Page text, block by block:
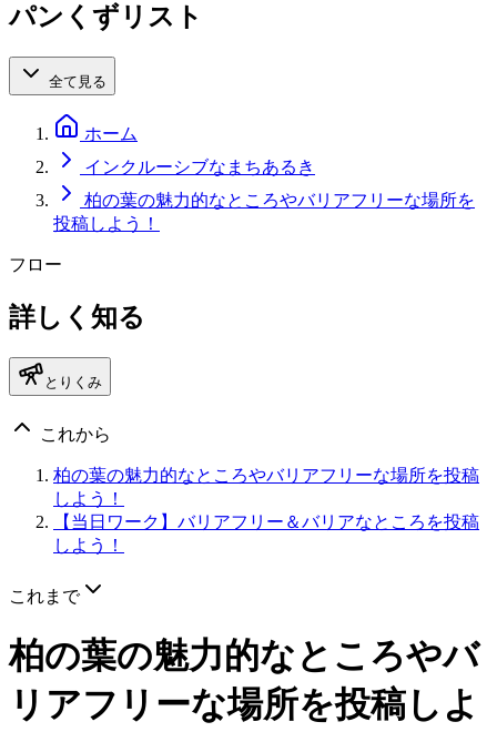
パンくずリスト
全て見る
ホーム
インクルーシブなまちあるき
柏の葉の魅力的なところやバリアフリーな場所を
投稿しよう！
フロー
詳しく知る
とりくみ
これから
柏の葉の魅力的なところやバリアフリーな場所を投稿
しよう！
【当日ワーク】バリアフリー＆バリアなところを投稿
しよう！
これまで
柏の葉の魅力的なところやバ
リアフリーな場所を投稿しよ